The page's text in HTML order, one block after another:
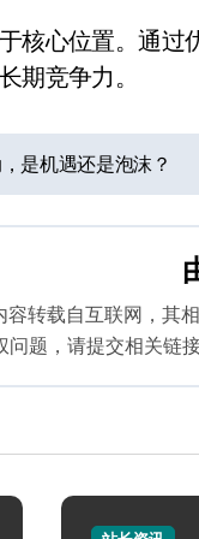
核心位置。通
期竞争力。
是机遇还是泡沫？
容转载自互联网，
问题，请提交相关链